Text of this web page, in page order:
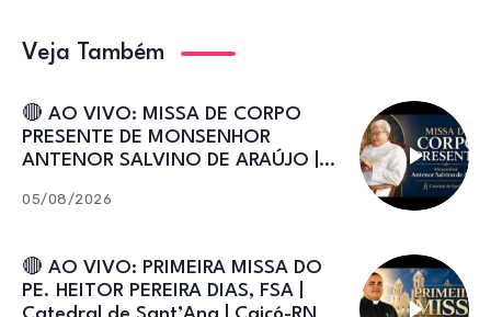
Veja Também
🔴 AO VIVO: MISSA DE CORPO
PRESENTE DE MONSENHOR
ANTENOR SALVINO DE ARAÚJO |
05/08/2026
🔴 AO VIVO: PRIMEIRA MISSA DO
PE. HEITOR PEREIRA DIAS, FSA |